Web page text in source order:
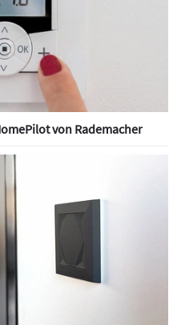
von Rademacher